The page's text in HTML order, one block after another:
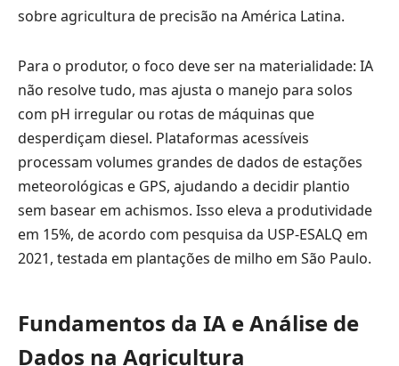
sobre agricultura de precisão na América Latina.
Para o produtor, o foco deve ser na materialidade: IA
não resolve tudo, mas ajusta o manejo para solos
com pH irregular ou rotas de máquinas que
desperdiçam diesel. Plataformas acessíveis
processam volumes grandes de dados de estações
meteorológicas e GPS, ajudando a decidir plantio
sem basear em achismos. Isso eleva a produtividade
em 15%, de acordo com pesquisa da USP-ESALQ em
2021, testada em plantações de milho em São Paulo.
Fundamentos da IA e Análise de
Dados na Agricultura